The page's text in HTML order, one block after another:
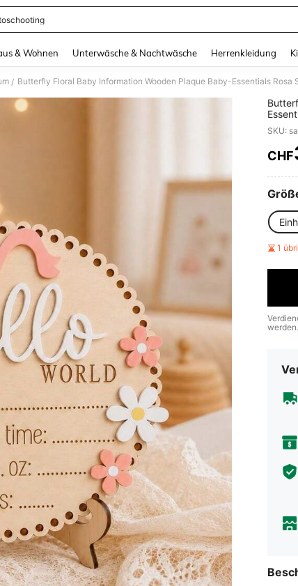
& Wohnen Unterwäsche & Nachtwäsche Herrenkleidung
/
Butterfly Floral Baby Information
Baby-
SKU:
CHF
1
werden.